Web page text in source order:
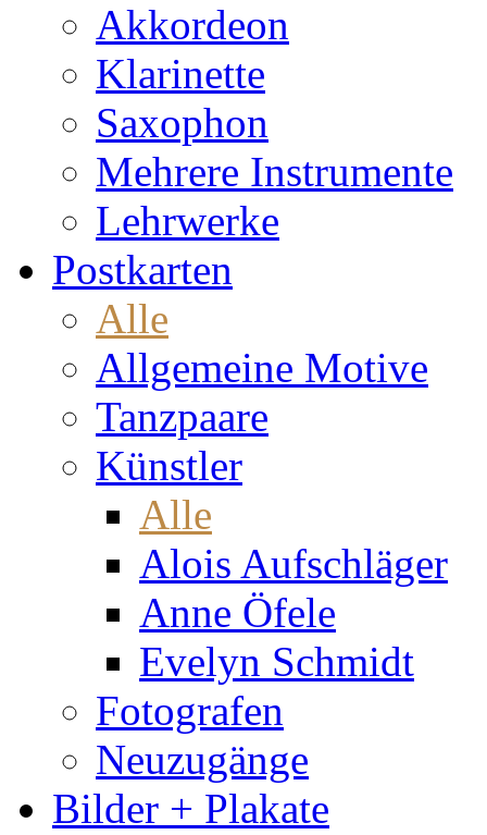
Akkordeon
Klarinette
Saxophon
Mehrere Instrumente
Lehrwerke
Postkarten
Alle
Allgemeine Motive
Tanzpaare
Künstler
Alle
Alois Aufschläger
Anne Öfele
Evelyn Schmidt
Fotografen
Neuzugänge
Bilder + Plakate